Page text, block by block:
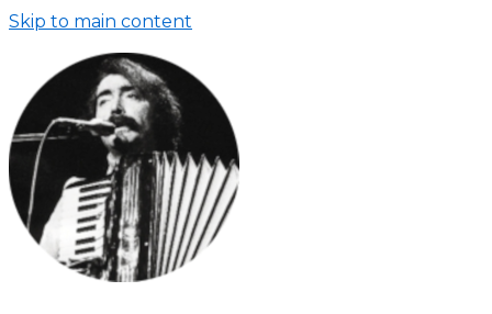
Skip to main content